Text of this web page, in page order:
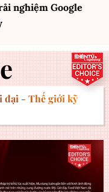
nghiệm Google
đại - Thế giới kỹ